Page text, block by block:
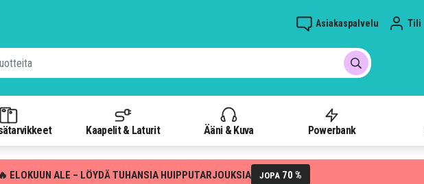
Asiakaspalvelu Tili
Kaapelit & Laturit Ääni & Kuva Powerbank
ELOKUUN ALE – LÖYDÄ TUHANSIA HUIPPUTARJOUKSIA JOPA 70 %